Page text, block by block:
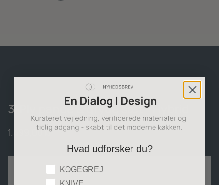
3-Ply pande & gryde sæt - Hybrid
1.499,00 kr
Hvad udforsker du?
Hvad udforsker du?
KOGEGREJ